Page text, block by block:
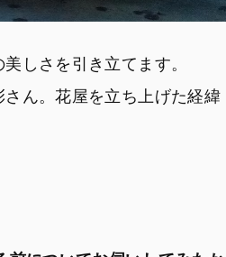
しさを引き立てます。
ん。花屋を立ち上げた経緯